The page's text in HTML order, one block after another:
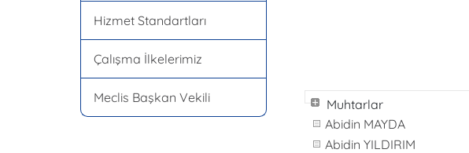
Hizmet Standartları
Çalışma İlkelerimiz
Meclis Başkan Vekili
Muhtarlar
Abidin MAYDA
Abidin YILDIRIM